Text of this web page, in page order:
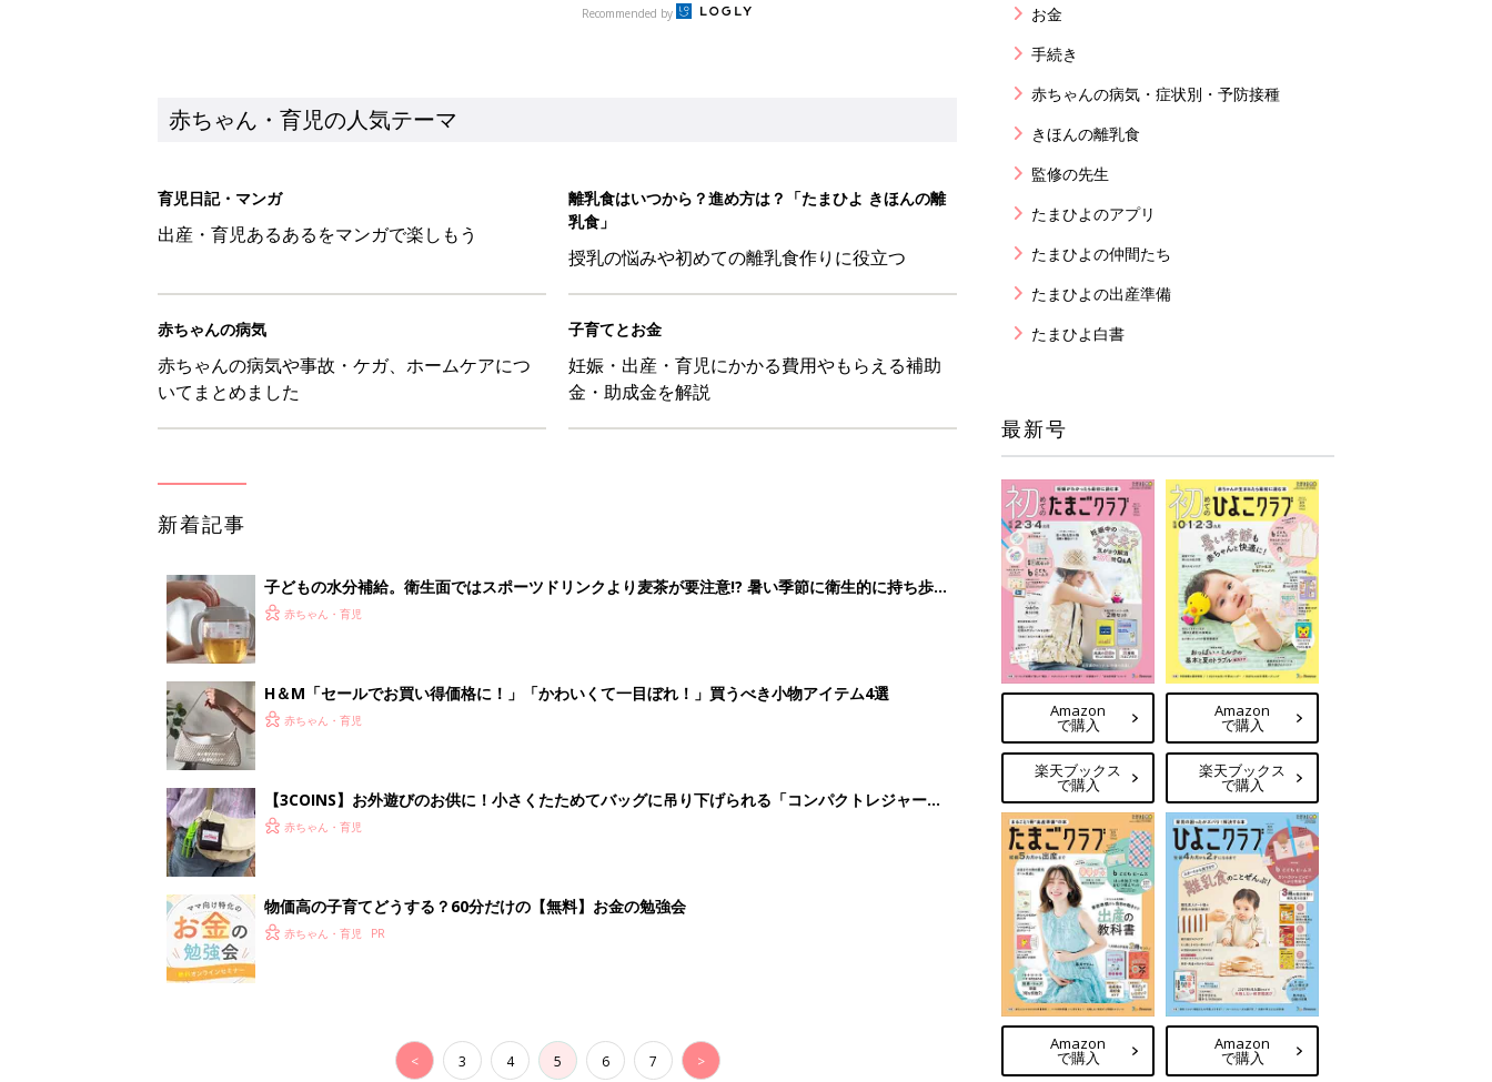
Recommended by
赤ちゃん・育児の人気テーマ
育児日記・マンガ
出産・育児あるあるをマンガで楽しもう
離乳食はいつから？進め方は？「たまひよ きほんの離
乳食」
授乳の悩みや初めての離乳食作りに役立つ
赤ちゃんの病気
赤ちゃんの病気や事故・ケガ、ホームケアにつ
いてまとめました
子育てとお金
妊娠・出産・育児にかかる費用やもらえる補助
金・助成金を解説
新着記事
子どもの水分補給。衛生面ではスポーツドリンクより麦茶が要注意!? 暑い季節に衛生的に持ち歩
く3つのコツとは？【専門家監修】
赤ちゃん・育児
H＆М「セールでお買い得価格に！」「かわいくて一目ぼれ！」買うべき小物アイテム4選
赤ちゃん・育児
【3COINS】お外遊びのお供に！小さくたためてバッグに吊り下げられる「コンパクトレジャーシ
ート」
赤ちゃん・育児
物価高の子育てどうする？60分だけの【無料】お金の勉強会
赤ちゃん・育児
< 3 4 5 6 7 >
お金
手続き
赤ちゃんの病気・症状別・予防接種
きほんの離乳食
監修の先生
たまひよのアプリ
たまひよの仲間たち
たまひよの出産準備
たまひよ白書
最新号
Amazon
で購入
楽天ブックス
で購入
Amazon
で購入
楽天ブックス
で購入
Amazon
で購入
Amazon
で購入